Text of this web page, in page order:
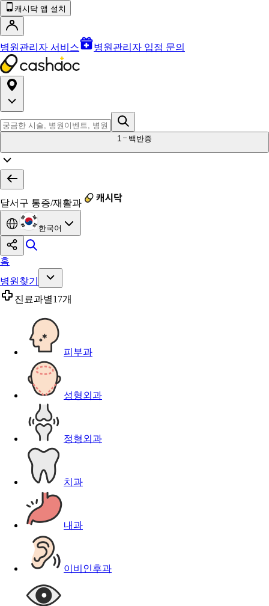
캐시닥 앱 설치
병원관리자 서비스 병원관리자 입점 문의
1 백반증
달서구 통증/재활과
한국어
홈
병원찾기
진료과별17개
피부과
성형외과
정형외과
치과
내과
이비인후과